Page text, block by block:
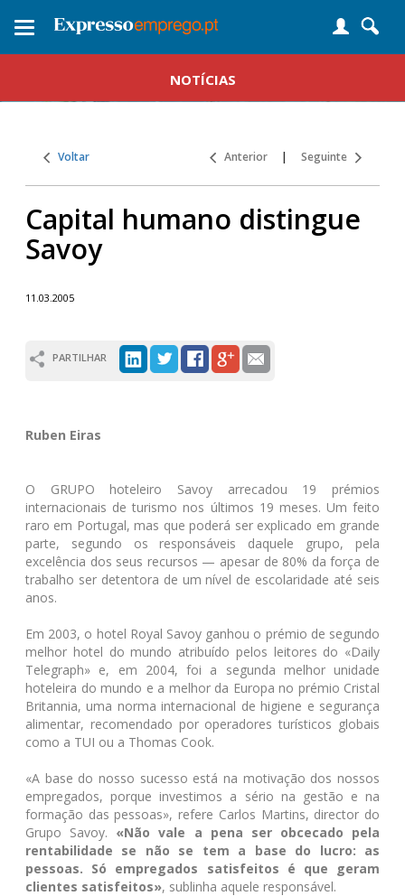
Toggle
NOTÍCIAS
Voltar Anterior | Seguinte
Capital humano distingue
Savoy
11.03.2005
PARTILHAR
Ruben Eiras
O GRUPO hoteleiro Savoy arrecadou 19 prémios
internacionais de turismo nos últimos 19 meses. Um feito
raro em Portugal, mas que poderá ser explicado em grande
parte, segundo os responsáveis daquele grupo, pela
excelência dos seus recursos — apesar de 80% da força de
trabalho ser detentora de um nível de escolaridade até seis
anos.
Em 2003, o hotel Royal Savoy ganhou o prémio de segundo
melhor hotel do mundo atribuído pelos leitores do «Daily
Telegraph» e, em 2004, foi a segunda melhor unidade
hoteleira do mundo e a melhor da Europa no prémio Cristal
Britannia, uma norma internacional de higiene e segurança
alimentar, recomendado por operadores turísticos globais
como a TUI ou a Thomas Cook.
«A base do nosso sucesso está na motivação dos nossos
empregados, porque investimos a sério na gestão e na
formação das pessoas», refere Carlos Martins, director do
Grupo Savoy. «Não vale a pena ser obcecado pela
rentabilidade se não se tem a base do lucro: as
pessoas. Só empregados satisfeitos é que geram
clientes satisfeitos», sublinha aquele responsável.